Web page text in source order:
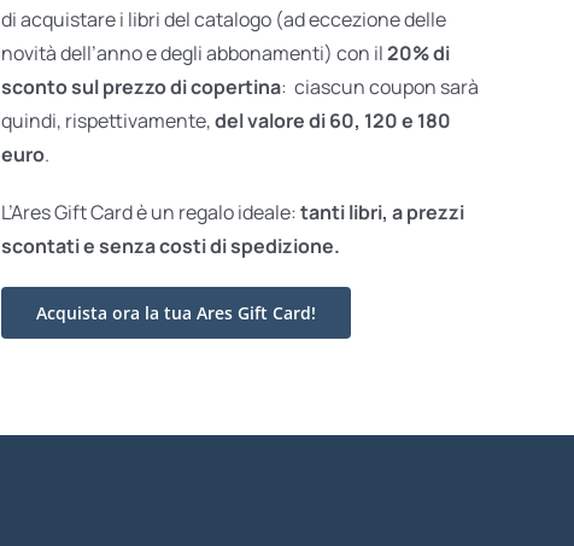
di acquistare i libri del catalogo (ad eccezione delle
novità dell’anno e degli abbonamenti) con il20% di
sconto sul prezzo di copertina: ciascun coupon sarà
quindi, rispettivamente,del valore di 60, 120 e 180
euro.
L’Ares Gift Card è un regalo ideale: tanti libri, a prezzi
scontati esenza costi di spedizione.
Acquista ora la tua Ares Gift Card!